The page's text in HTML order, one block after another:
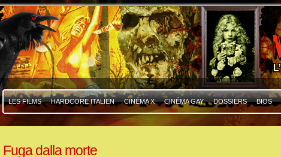
LES FILMS HARDCORE ITALIEN CINÉMA X CINÉMA GAY DOSSIERS BIOS
Fuga dalla morte